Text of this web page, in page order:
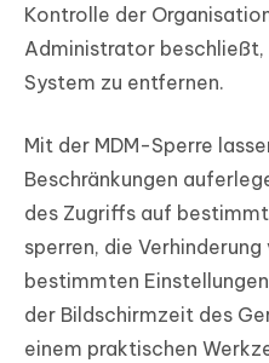
Kontrolle der
Administrator beschließt,
System zu entfernen.
Mit der MDM-Sperre
Beschränkungen
des Zugriffs auf
sperren, die
bestimmten
der Bildschirmzeit des
einem praktischen